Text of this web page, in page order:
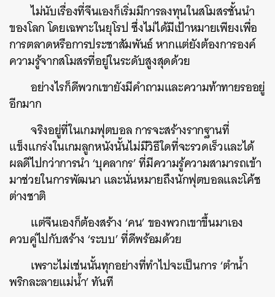
ไม่นับเรื่องที่จีนเองก็เริ่มมีการลงทุนในสโมสรชั้นนำ
ของโลก โดยเฉพาะในยุโรป ซึ่งไม่ได้มีเป้าหมายเพียงเพื่อ
การตลาดหรือการประชาสัมพันธ์ หากแต่ยังต้องการองค์
ความรู้จากสโมสรที่อยู่ในระดับสูงสุดด้วย
อย่างไรก็ดีพวกเขายังมีคำถามและความท้าทายรออยู่
อีกมาก
จริงอยู่ที่ในเกมฟุตบอล การจะสร้างรากฐานที่
แข็งแกร่งในเกมลูกหนังนั้นไม่มีวิธีใดที่จะรวดเร็วและได้
ผลดีไปกว่าการนำ ‘บุคลากร’ ที่มีความรู้ความสามารถเข้า
มาช่วยในการพัฒนา และนั่นหมายถึงนักฟุตบอลและโค้ช
ต่างชาติ
แต่จีนเองก็ต้องสร้าง ‘คน’ ของพวกเขาขึ้นมาเอง
ควบคู่ไปกับสร้าง ‘ระบบ’ ที่ดีพร้อมด้วย
เพราะไม่เช่นนั้นทุกอย่างที่ทำไปจะเป็นการ ‘ตำน้ำ
พริกละลายแม่น้ำ’ ทันที